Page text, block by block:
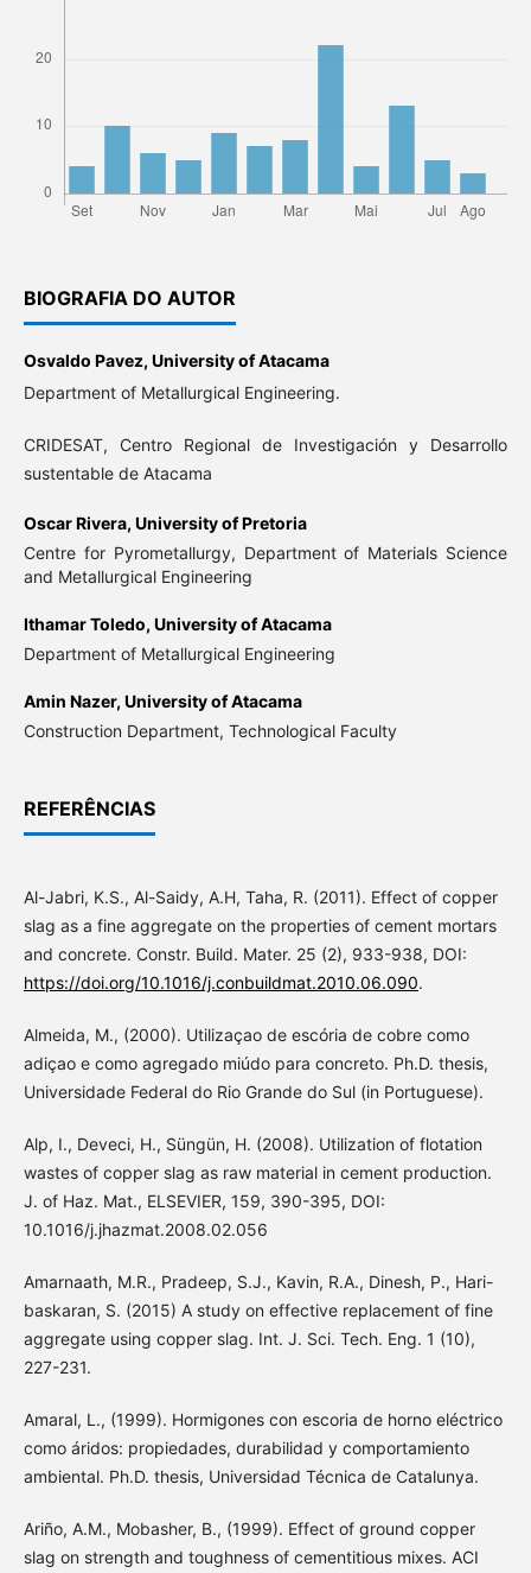
BIOGRAFIA DO AUTOR
Osvaldo Pavez, University of Atacama
Department of Metallurgical Engineering.
CRIDESAT, Centro Regional de Investigación y Desarrollo
sustentable de Atacama
Oscar Rivera, University of Pretoria
Centre for Pyrometallurgy, Department of Materials Science
and Metallurgical Engineering
Ithamar Toledo, University of Atacama
Department of Metallurgical Engineering
Amin Nazer, University of Atacama
Construction Department, Technological Faculty
REFERÊNCIAS
Al-Jabri, K.S., Al-Saidy, A.H, Taha, R. (2011). Effect of copper
slag as a fine aggregate on the properties of cement mortars
and concrete. Constr. Build. Mater. 25 (2), 933-938, DOI:
https://doi.org/10.1016/j.conbuildmat.2010.06.090.
Almeida, M., (2000). Utilizaçao de escória de cobre como
adiçao e como agregado miúdo para concreto. Ph.D. thesis,
Universidade Federal do Rio Grande do Sul (in Portuguese).
Alp, I., Deveci, H., Süngün, H. (2008). Utilization of flotation
wastes of copper slag as raw material in cement production.
J. of Haz. Mat., ELSEVIER, 159, 390-395, DOI:
10.1016/j.jhazmat.2008.02.056
Amarnaath, M.R., Pradeep, S.J., Kavin, R.A., Dinesh, P., Hari-
baskaran, S. (2015) A study on effective replacement of fine
aggregate using copper slag. Int. J. Sci. Tech. Eng. 1 (10),
227-231.
Amaral, L., (1999). Hormigones con escoria de horno eléctrico
como áridos: propiedades, durabilidad y comportamiento
ambiental. Ph.D. thesis, Universidad Técnica de Catalunya.
Ariño, A.M., Mobasher, B., (1999). Effect of ground copper
slag on strength and toughness of cementitious mixes. ACI